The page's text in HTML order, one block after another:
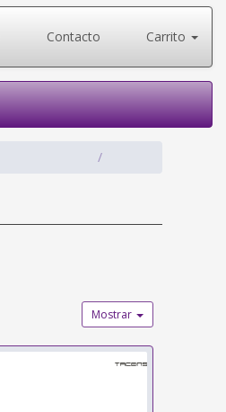
Contacto Carrito
Mostrar